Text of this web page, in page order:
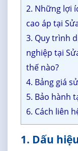
2. Những lợi
cao áp tại
3. Quy trình
nghiệp tại
thế nào?
4. Bảng giá
5. Bảo hành
6. Cách liên
1. Dấu